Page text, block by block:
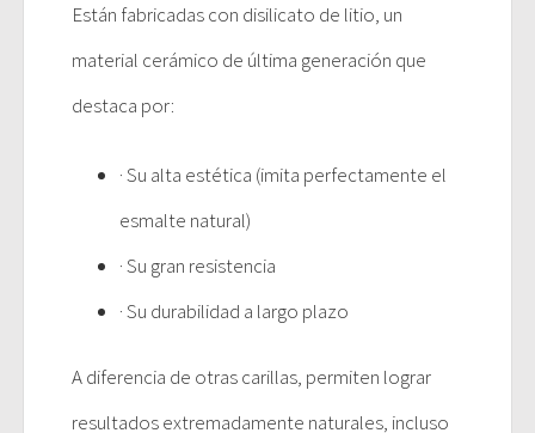
Están fabricadas con disilicato de litio, un
material cerámico de última generación que
destaca por:
· Su alta estética (imita perfectamente el
esmalte natural)
· Su gran resistencia
· Su durabilidad a largo plazo
A diferencia de otras carillas, permiten lograr
resultados extremadamente naturales, incluso